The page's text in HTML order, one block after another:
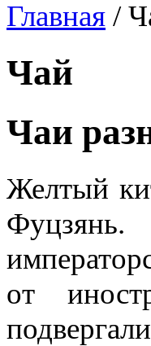
Главная /
Чай
Чаи
Желтый
от